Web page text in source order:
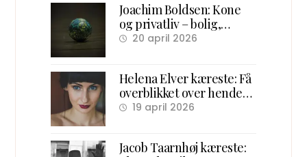
Joachim Boldsen: Kone
og privatliv – bolig,
familie og karriere
20 april 2026
Helena Elver kæreste: Få
overblikket over hendes
kærlighedsliv
19 april 2026
Jacob Taarnhøj kæreste: